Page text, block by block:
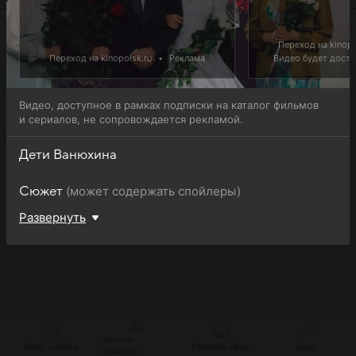
Переход на kinopoisk.ru • Реклама
Переход на
Видео будет
Видео, доступное в рамках подписки на каталог фильмов
и сериалов, не сопровождается рекламой.
Дети Ванюхина
Сюжет (может содержать спойлеры)
Развернуть